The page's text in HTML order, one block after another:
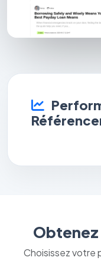
Obtenez
Choisissez votre